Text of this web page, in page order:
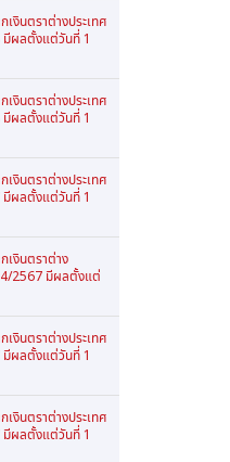
เงินตราต่างประเทศ
ผลตั้งแต่วันที่ 1
เงินตราต่างประเทศ
ผลตั้งแต่วันที่ 1
เงินตราต่างประเทศ
ผลตั้งแต่วันที่ 1
เงินตราต่าง
4/2567 มีผลตั้งแต่
เงินตราต่างประเทศ
ผลตั้งแต่วันที่ 1
เงินตราต่างประเทศ
ผลตั้งแต่วันที่ 1